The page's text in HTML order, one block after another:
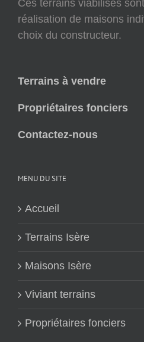
Ces terrains viabilisés
réalisation de maisons
choix du constructeur.
Terrains à vendre
Propriétaires fonciers
Contactez-nous
MENU DU SITE
Accueil
Terrains Isère
Maisons Isère
Viviant terrains
Propriétaires fonciers